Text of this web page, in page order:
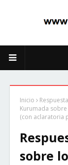
Inicio
Kurumada
(con aclaratoria
sobre